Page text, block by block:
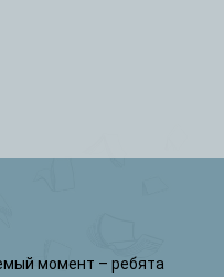
момент – ребята